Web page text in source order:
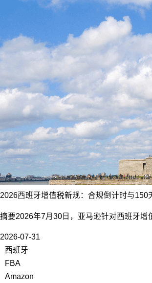
2026西班牙增值税新规：合规倒计时与150
摘要2026年7月30日，亚马逊针对西班牙增
2026-07-31
西班牙
FBA
Amazon